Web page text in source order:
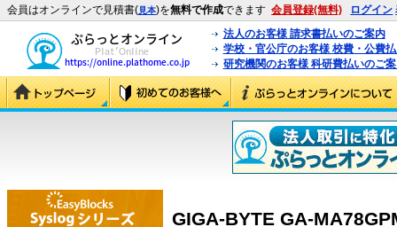
会員はオンラインで見積書(見本)を無料で作成できます 会員登録(無料) ログイン
法人のお客様 請求書払いのご案内
学校・官公庁のお客様 校費・公費
研究機関のお客様 科研費払いのご
GIGA-BYTE GA-